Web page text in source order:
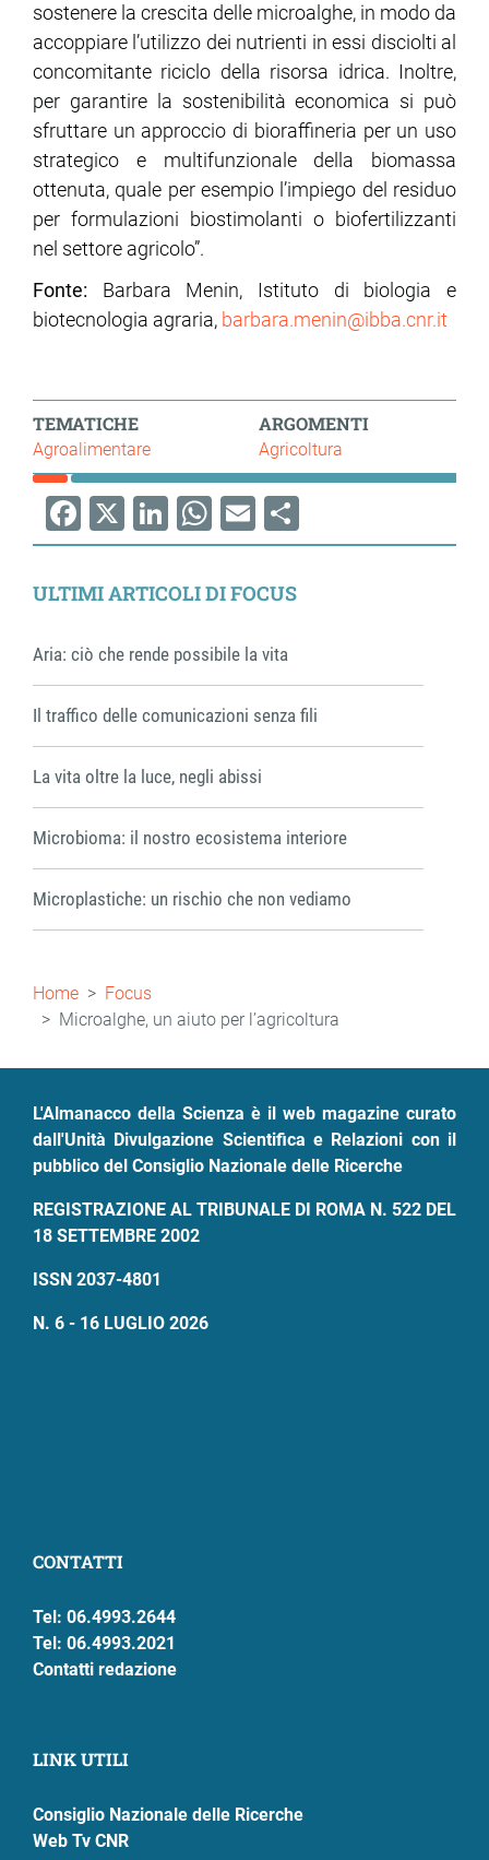
sostenere la crescita delle microalghe, in modo da
accoppiare l’utilizzo dei nutrienti in essi disciolti al
concomitante riciclo della risorsa idrica. Inoltre,
per garantire la sostenibilità economica si può
sfruttare un approccio di bioraffineria per un uso
strategico e multifunzionale della biomassa
ottenuta, quale per esempio l’impiego del residuo
per formulazioni biostimolanti o biofertilizzanti
nel settore agricolo”.
Fonte: Barbara Menin, Istituto di biologia e
biotecnologia agraria, barbara.menin@ibba.cnr.it
TEMATICHE
Agroalimentare
ARGOMENTI
Agricoltura
Facebook
X LinkedIn
WhatsApp
EmailShare
ULTIMI ARTICOLI DI FOCUS
Aria: ciò che rende possibile la vita
Il traffico delle comunicazioni senza fili
La vita oltre la luce, negli abissi
Microbioma: il nostro ecosistema interiore
Microplastiche: un rischio che non vediamo
Briciole
di
pane
Home
Focus
Microalghe, un aiuto per l’agricoltura
L'Almanacco della Scienza è il web magazine curato
dall'Unità Divulgazione Scientifica e Relazioni con il
pubblico del Consiglio Nazionale delle Ricerche
REGISTRAZIONE AL TRIBUNALE DI ROMA N. 522 DEL
18 SETTEMBRE 2002
ISSN 2037-4801
N. 6 - 16 LUGLIO 2026
CONTATTI
Tel: 06.4993.2644
Tel: 06.4993.2021
Contatti redazione
LINK UTILI
Consiglio Nazionale delle Ricerche
Web Tv CNR